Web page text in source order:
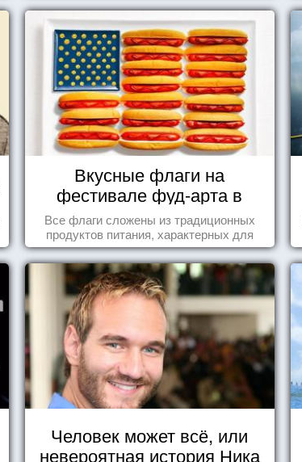
Вкусные флаги на
фестивале фуд-арта в
Сиднее
Все флаги сложены из традиционных
продуктов питания, характерных для
этих стран.
Человек может всё, или
невероятная история Ника